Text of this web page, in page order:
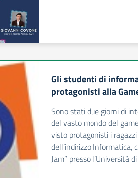
Gli studenti di
protagonisti alla
Sono stati due giorni di
del vasto mondo del
visto protagonisti i
dell’indirizzo Informatica,
Jam” presso l’Università